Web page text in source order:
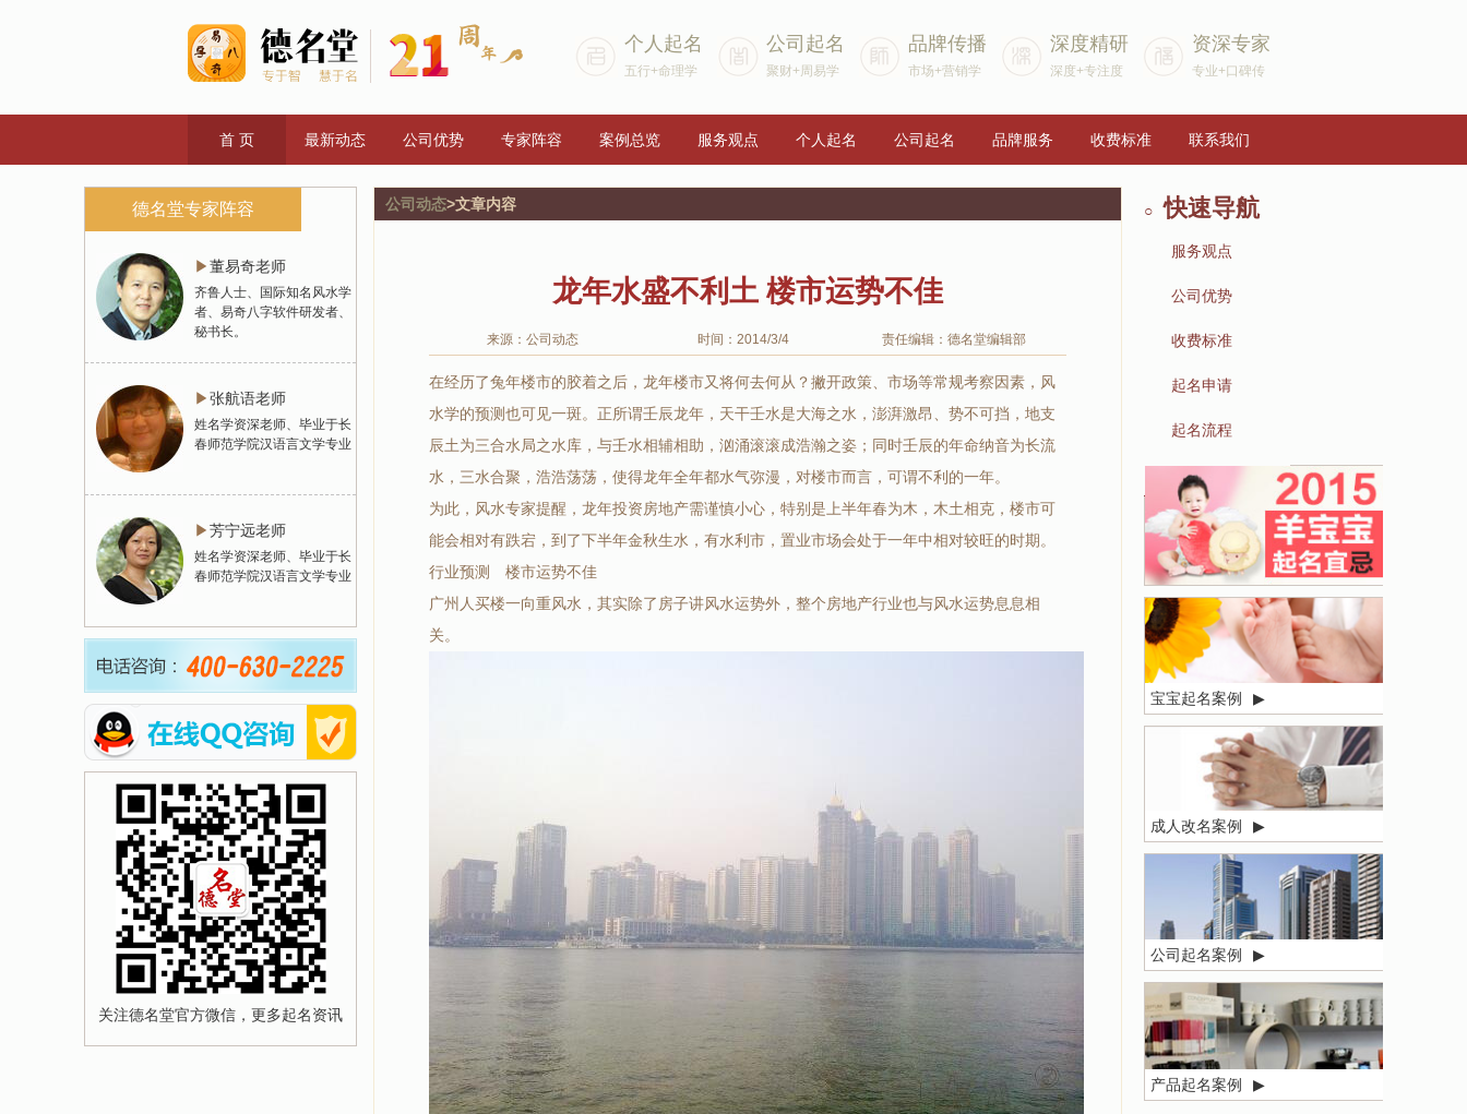
个人起名
五行+命理学
公司起名
聚财+周易学
品牌传播
市场+营销学
深度精研
深度+专注度
资深专家
专业+口碑传
首 页 最新动态 公司优势 专家阵容 案例总览 服务观点 个人起名 公司起名 品牌服务 收费标准 联系我们
德名堂专家阵容
▶董易奇老师
齐鲁人士、国际知名风水学
者、易奇八字软件研发者、
秘书长。
▶张航语老师
姓名学资深老师、毕业于长
春师范学院汉语言文学专业
▶芳宁远老师
姓名学资深老师、毕业于长
春师范学院汉语言文学专业
关注德名堂官方微信，更多起名资讯
公司动态>文章内容
龙年水盛不利土 楼市运势不佳
来源：公司动态 时间：2014/3/4 责任编辑：德名堂编辑部
在经历了兔年楼市的胶着之后，龙年楼市又将何去何从？撇开政策、市场等常规考察因素，风
水学的预测也可见一斑。正所谓壬辰龙年，天干壬水是大海之水，澎湃激昂、势不可挡，地支
辰土为三合水局之水库，与壬水相辅相助，汹涌滚滚成浩瀚之姿；同时壬辰的年命纳音为长流
水，三水合聚，浩浩荡荡，使得龙年全年都水气弥漫，对楼市而言，可谓不利的一年。
为此，风水专家提醒，龙年投资房地产需谨慎小心，特别是上半年春为木，木土相克，楼市可
能会相对有跌宕，到了下半年金秋生水，有水利市，置业市场会处于一年中相对较旺的时期。
行业预测 楼市运势不佳
广州人买楼一向重风水，其实除了房子讲风水运势外，整个房地产行业也与风水运势息息相
关。
○ 快速导航
服务观点
▶
公司优势
▶
收费标准
▶
起名申请
▶
起名流程
▶
宝宝起名案例 ▶
成人改名案例 ▶
公司起名案例 ▶
产品起名案例 ▶